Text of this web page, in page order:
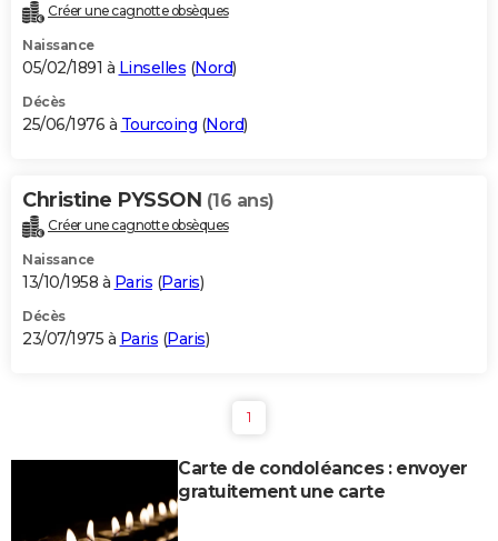
Créer une cagnotte obsèques
Naissance
05/02/1891 à Linselles (Nord)
Décès
25/06/1976 à Tourcoing (Nord)
Christine PYSSON (16 ans)
Créer une cagnotte obsèques
Naissance
13/10/1958 à Paris (Paris)
Décès
23/07/1975 à Paris (Paris)
1
Carte de condoléances : envoyer
gratuitement une carte